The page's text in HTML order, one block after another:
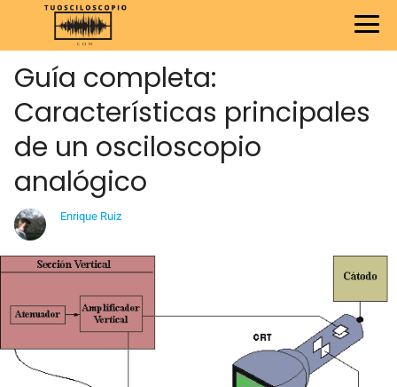
Guía completa:
Características principales
de un osciloscopio
analógico
Enrique Ruiz